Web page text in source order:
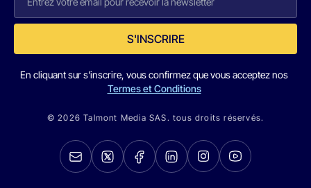
S'INSCRIRE
En cliquant sur s'inscrire, vous confirmez que vous acceptez nos
Termes et Conditions
© 2026 Talmont Media SAS. tous droits réservés.